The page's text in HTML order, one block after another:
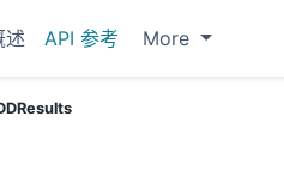
述 API 参考 More